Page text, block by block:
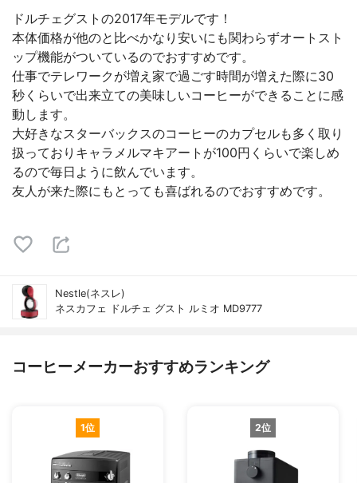
ドルチェグストの2017年モデルです！
本体価格が他のと比べかなり安いにも関わらずオートスト
ップ機能がついているのでおすすめです。
仕事でテレワークが増え家で過ごす時間が増えた際に30
秒くらいで出来立ての美味しいコーヒーができることに感
動します。
大好きなスターバックスのコーヒーのカプセルも多く取り
扱っておりキャラメルマキアートが100円くらいで楽しめ
るので毎日ように飲んでいます。
友人が来た際にもとっても喜ばれるのでおすすめです。
Nestle(ネスレ)
ネスカフェ ドルチェ グスト ルミオ MD9777
コーヒーメーカーおすすめランキング
1位 2位